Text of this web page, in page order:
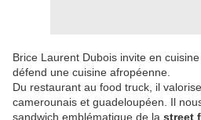
Brice Laurent Dubois invite en
défend une cuisine afropéenne.
Du restaurant au food truck, il
camerounais et guadeloupéen. Il
sandwich emblématique de la street